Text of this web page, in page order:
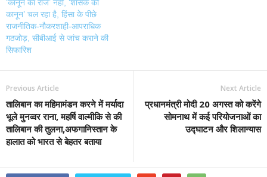
‘कानून का राज’ नहीं, ‘शासक का
कानून’ चल रहा है, हिंसा के पीछे
राजनीतिक-नौकरशाही-आपराधिक
गठजोड़, सीबीआई से जांच कराने की
सिफारिश
Previous Article
तालिबान का महिमामंडन करने में मर्यादा
भूले मुनव्वर राना, महर्षि वाल्मीकि से की
तालिबान की तुलना,अफगानिस्तान के
हालात को भारत से बेहतर बताया
Next Article
प्रधानमंत्री मोदी 20 अगस्त को करेंगे
सोमनाथ में कई परियोजनाओं का
उद्घाटन और शिलान्यास